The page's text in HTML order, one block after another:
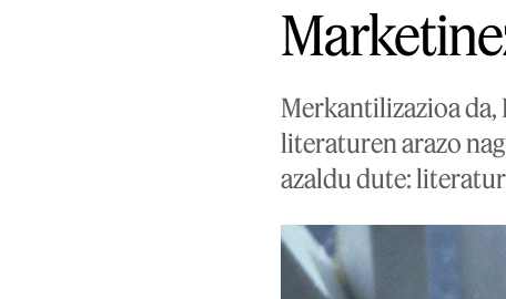
Merkantilizazioa da,
literaturen arazo
azaldu dute: